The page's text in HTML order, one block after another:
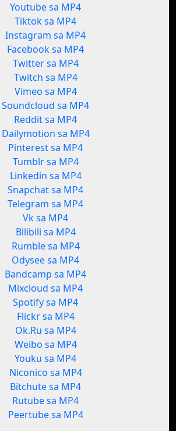
Youtube sa MP4
Tiktok sa MP4
Instagram sa MP4
Facebook sa MP4
Twitter sa MP4
Twitch sa MP4
Vimeo sa MP4
Soundcloud sa MP4
Reddit sa MP4
Dailymotion sa MP4
Pinterest sa MP4
Tumblr sa MP4
Linkedin sa MP4
Snapchat sa MP4
Telegram sa MP4
Vk sa MP4
Bilibili sa MP4
Rumble sa MP4
Odysee sa MP4
Bandcamp sa MP4
Mixcloud sa MP4
Spotify sa MP4
Flickr sa MP4
Ok.Ru sa MP4
Weibo sa MP4
Youku sa MP4
Niconico sa MP4
Bitchute sa MP4
Rutube sa MP4
Peertube sa MP4